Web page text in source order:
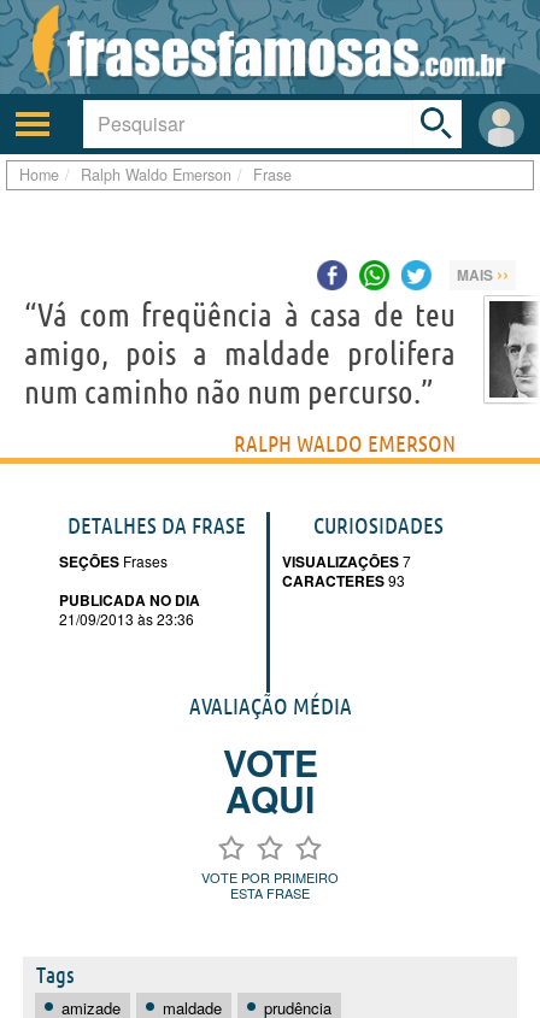
Ativar/desativar
a
navegação
Área
do
Toggle
search
bar
Home Ralph Waldo Emerson Frase
MAIS ››
“Vá com freqüência à casa de teu
amigo, pois a maldade prolifera
num caminho não num percurso.”
RALPH WALDO EMERSON
DETALHES DA FRASE
SEÇÕES Frases
PUBLICADA NO DIA
21/09/2013 às 23:36
CURIOSIDADES
VISUALIZAÇÕES7
CARACTERES93
AVALIAÇÃO MÉDIA
VOTE
AQUI
VOTE POR PRIMEIRO
ESTA FRASE
Tags
amizade maldade prudência